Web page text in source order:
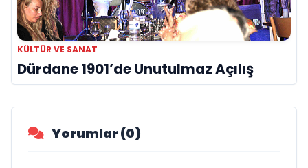
KÜLTÜR VE SANAT
Dürdane 1901’de Unutulmaz Açılış
Yorumlar (0)